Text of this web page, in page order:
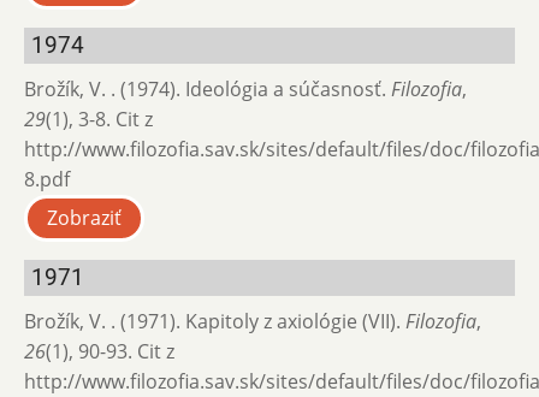
1974
Brožík, V. . (1974). Ideológia a súčasnosť. Filozofia,
29(1), 3-8. Cit z
http://www.filozofia.sav.sk/sites/default/files/doc/
8.pdf
Zobraziť
1971
Brožík, V. . (1971). Kapitoly z axiológie (VII). Filozofia,
26(1), 90-93. Cit z
http://www.filozofia.sav.sk/sites/default/files/doc/